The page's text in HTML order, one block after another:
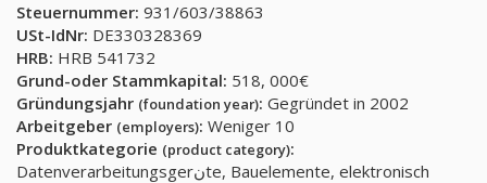
Steuernummer: 931/603/38863
USt-IdNr: DE330328369
HRB: HRB 541732
Grund-oder Stammkapital: 518, 000€
Gründungsjahr (foundation year): Gegründet in 2002
Arbeitgeber (employers): Weniger 10
Produktkategorie (product category):
Datenverarbeitungsgerنte, Bauelemente, elektronisch